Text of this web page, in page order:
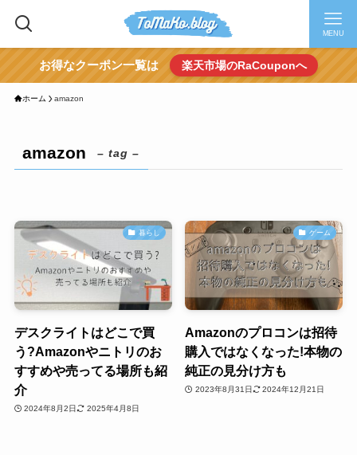
MENU
お得なクーポン一覧は 楽天市場のRaCouponへ
ホーム amazon
amazon – tag –
暮らし
デスクライトはどこで買
う?Amazonやニトリのお
すすめや売ってる場所も紹
介
2024年8月2日 2025年4月8日
ゲーム
Amazonのプロコンは招待
購入ではなくなった!本物の
純正の見分け方も
2023年8月31日 2024年12月21日